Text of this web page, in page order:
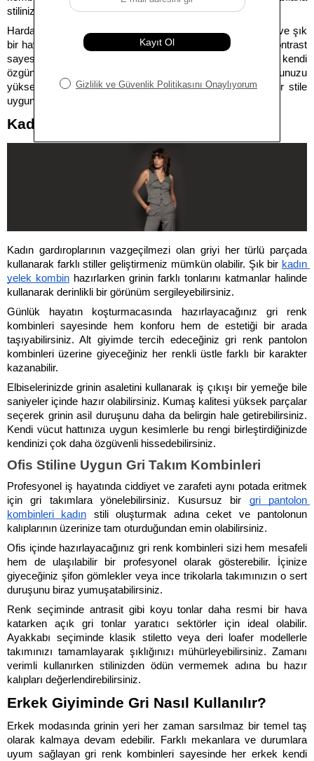
stilinize anında bir imza atmanızı sağlayabilir.
Hardal sarısı gibi daha ağır tonları griyle birleştirerek retro ve şık
bir hava yakalamayı düşünebilirsiniz. Bu ikilinin sunduğu kontrast
sayesinde sıradanlıktan tamamen uzaklaşıp kendi
özgünlüğünüzü ilan edebilirsiniz. Gün içindeki modunuzu
yükseltmek için bu enerjik renk eşleşmesini dilediğiniz her stile
uygun kombinlerinize ekleyebilirsiniz.
Kadın Giyiminde Gri Kombin Önerileri
Kadın gardıroplarının vazgeçilmezi olan griyi her türlü parçada
kullanarak farklı stiller geliştirmeniz mümkün olabilir. Şık bir kadın
yelek kombin hazırlarken grinin farklı tonlarını katmanlar halinde
kullanarak derinlikli bir görünüm sergileyebilirsiniz.
Günlük hayatın koşturmacasında hazırlayacağınız gri renk
kombinleri sayesinde hem konforu hem de estetiği bir arada
taşıyabilirsiniz. Alt giyimde tercih edeceğiniz gri renk pantolon
kombinleri üzerine giyeceğiniz her renkli üstle farklı bir karakter
kazanabilir.
Elbiselerinizde grinin asaletini kullanarak iş çıkışı bir yemeğe bile
saniyeler içinde hazır olabilirsiniz. Kumaş kalitesi yüksek parçalar
seçerek grinin asil duruşunu daha da belirgin hale getirebilirsiniz.
Kendi vücut hattınıza uygun kesimlerle bu rengi birleştirdiğinizde
kendinizi çok daha özgüvenli hissedebilirsiniz.
Ofis Stiline Uygun Gri Takım Kombinleri
Profesyonel iş hayatında ciddiyet ve zarafeti aynı potada eritmek
için gri takımlara yönelebilirsiniz. Kusursuz bir gri pantolon
kombinleri kadın stili oluşturmak adına ceket ve pantolonun
kalıplarının üzerinize tam oturduğundan emin olabilirsiniz.
Ofis içinde hazırlayacağınız gri renk kombinleri sizi hem mesafeli
hem de ulaşılabilir bir profesyonel olarak gösterebilir. İçinize
giyeceğiniz şifon gömlekler veya ince trikolarla takımınızın o sert
duruşunu biraz yumuşatabilirsiniz.
Renk seçiminde antrasit gibi koyu tonlar daha resmi bir hava
katarken açık gri tonlar yaratıcı sektörler için ideal olabilir.
Ayakkabı seçiminde klasik stiletto veya deri loafer modellerle
takımınızı tamamlayarak şıklığınızı mühürleyebilirsiniz. Zamanı
verimli kullanırken stilinizden ödün vermemek adına bu hazır
kalıpları değerlendirebilirsiniz.
Erkek Giyiminde Gri Nasıl Kullanılır?
Erkek modasında grinin yeri her zaman sarsılmaz bir temel taş
olarak kalmaya devam edebilir. Farklı mekanlara ve durumlara
uyum sağlayan gri renk kombinleri sayesinde her erkek kendi